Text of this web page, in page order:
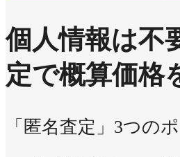
個人情報は不
定で概算価格
「匿名査定」3つの